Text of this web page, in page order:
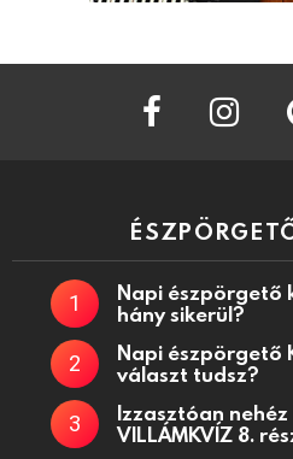
facebook
Napi észpörgető
hány sikerül?
Napi észpörgető
választ tudsz?
Izzasztóan
VILLÁMKVÍZ 8.